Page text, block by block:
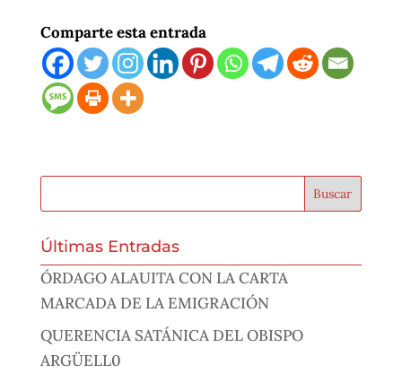
Comparte esta entrada
Últimas Entradas
ÓRDAGO ALAUITA CON LA CARTA
MARCADA DE LA EMIGRACIÓN
QUERENCIA SATÁNICA DEL OBISPO
ARGÜELL0